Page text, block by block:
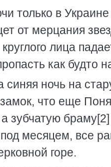
только в
от мерцания
лица
как будто
ночь на
что еще
зубчатую
месяцем, все
горе.